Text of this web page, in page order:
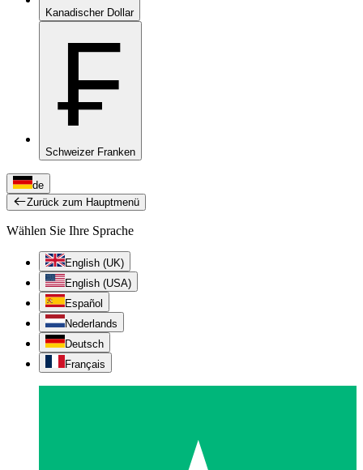
Kanadischer Dollar
₣
Schweizer Franken
de
Zurück zum Hauptmenü
Wählen Sie Ihre Sprache
English (UK)
English (USA)
Español
Nederlands
Deutsch
Français